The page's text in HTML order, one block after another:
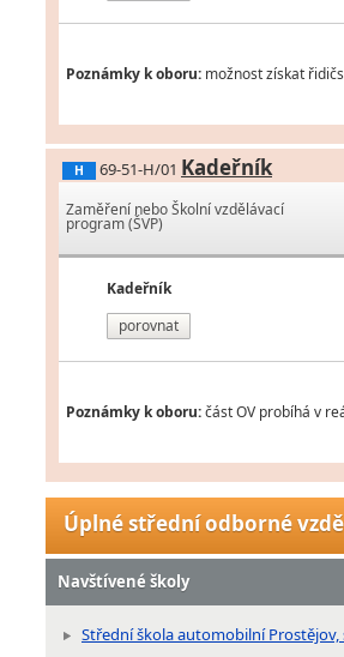
Poznámky k oboru: možnost získat
H 69-51-H/01 Kadeřník
Zaměření nebo Školní vzdělávací
program (ŠVP)
Kadeřník
porovnat
Poznámky k oboru:část OV probíhá v
Úplné střední odborné
Navštívené školy
Střední škola automobilní Prostějov,